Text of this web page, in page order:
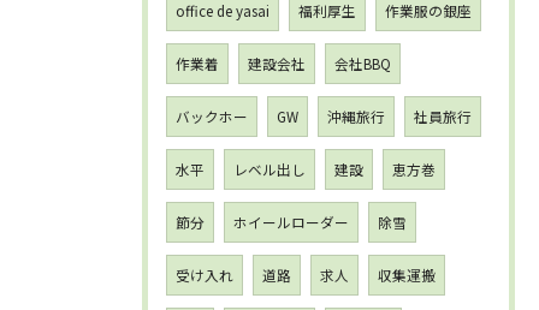
office de yasai 福利厚生 作業服の銀座
作業着 建設会社 会社BBQ
バックホー GW 沖縄旅行 社員旅行
水平 レベル出し 建設 恵方巻
節分 ホイールローダー 除雪
受け入れ 道路 求人 収集運搬